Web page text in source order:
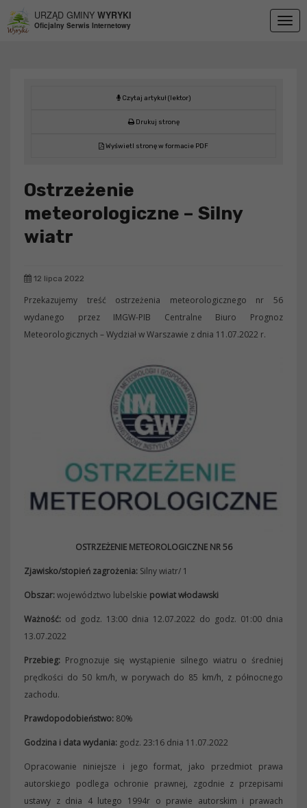
URZĄD GMINY WYRYKI
Oficjalny Serwis Internetowy
Czytaj artykuł (lektor)
Drukuj stronę
Wyświetl stronę w formacie PDF
Ostrzeżenie
meteorologiczne – Silny
wiatr
12 lipca 2022
Przekazujemy treść ostrzeżenia meteorologicznego nr 56
wydanego przez IMGW-PIB Centralne Biuro Prognoz
Meteorologicznych – Wydział w Warszawie z dnia 11.07.2022 r.
OSTRZEŻENIE METEOROLOGICZNE NR 56
Zjawisko/stopień zagrożenia: Silny wiatr/ 1
Obszar:województwo lubelskie powiat włodawski
Ważność: od godz. 13:00 dnia 12.07.2022 do godz. 01:00 dnia
13.07.2022
Przebieg: Prognozuje się wystąpienie silnego wiatru o średniej
prędkości do 50 km/h, w porywach do 85 km/h, z północnego
zachodu.
Prawdopodobieństwo: 80%
Godzina i data wydania: godz. 23:16 dnia 11.07.2022
Opracowanie niniejsze i jego format, jako przedmiot prawa
autorskiego podlega ochronie prawnej, zgodnie z przepisami
ustawy z dnia 4 lutego 1994r o prawie autorskim i prawach